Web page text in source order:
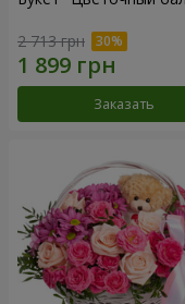
2 713 грн
Заказать